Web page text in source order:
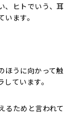
、ヒトでいう、耳
ます。
ほうに向かって触
ています。
るためと言われて